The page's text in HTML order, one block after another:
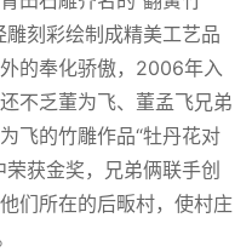
刻彩绘制成精美工艺品
的奉化骄傲，2006年入
不乏董为飞、董孟飞兄弟
飞的竹雕作品“牡丹花对
获金奖，兄弟俩联手创
们所在的后畈村，使村庄